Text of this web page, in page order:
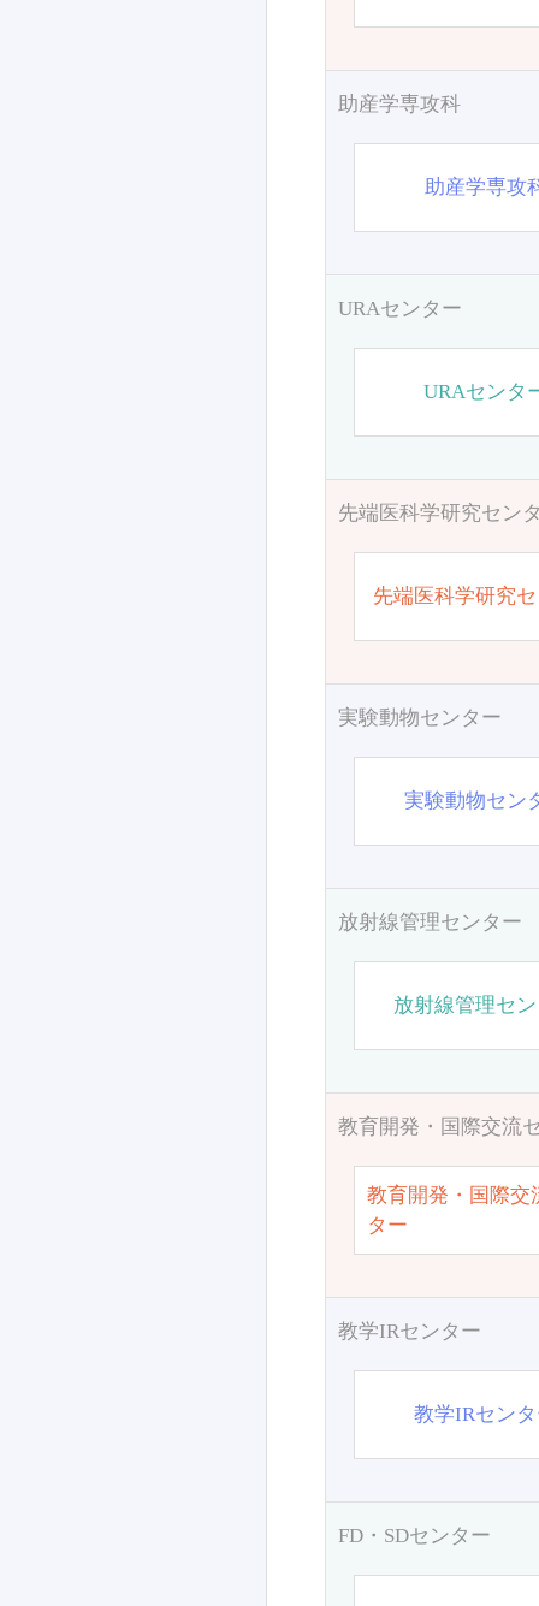
助産学専攻科
助産学専攻
URAセンター
URAセンタ
先端医科学研究セン
先端医科学研究
実験動物センター
実験動物セン
放射線管理センター
放射線管理セ
教育開発・国際交流
教育開発・国際交
ター
教学IRセンター
教学IRセン
FD・SDセンター